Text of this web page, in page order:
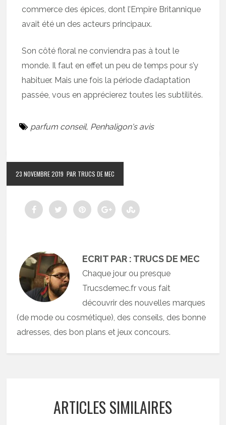
commerce des épices, dont l’Empire Britannique
avait été un des acteurs principaux.
Son côté floral ne conviendra pas à tout le
monde. Il faut en effet un peu de temps pour s’y
habituer. Mais une fois la période d’adaptation
passée, vous en apprécierez toutes les subtilités.
parfum conseil, Penhaligon's avis
23 NOVEMBRE 2019 PAR TRUCS DE MEC
ECRIT PAR : TRUCS DE MEC
Chaque jour ou presque
Trucsdemec.fr vous fait
découvrir des nouvelles marques
(de mode ou cosmétique), des conseils, des bonne
adresses, des bon plans et jeux concours.
ARTICLES SIMILAIRES